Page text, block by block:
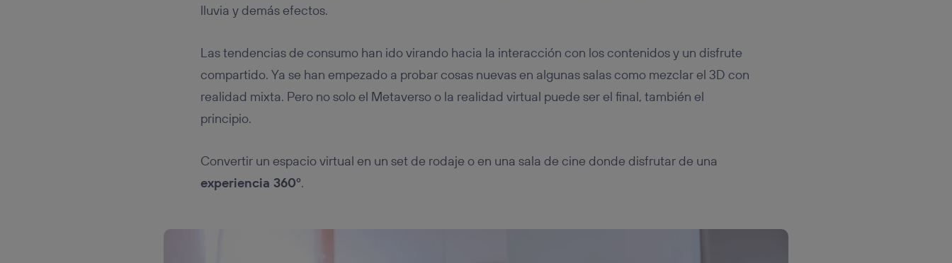
lluvia y demás efectos.
Las tendencias de consumo han ido virando hacia la interacción con los contenidos y un disfrute
compartido. Ya se han empezado a probar cosas nuevas en algunas salas como mezclar el 3D con
realidad mixta. Pero no solo el Metaverso o la realidad virtual puede ser el final, también el
principio.
Convertir un espacio virtual en un set de rodaje o en una sala de cine donde disfrutar de una
experiencia 360º.